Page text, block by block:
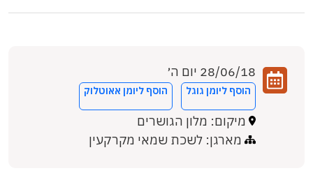
28/06/18 יום ה׳
הוסף ליומן גוגל הוסף ליומן אאוטלוק
מיקום: מלון הגושרים
מארגן: לשכת שמאי מקרקעין